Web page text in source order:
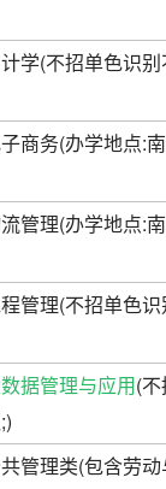
学(不招单色识
商务(办学地点:
管理(办学地点:
管理(不招单色
据管理与应用(
管理类(包含劳